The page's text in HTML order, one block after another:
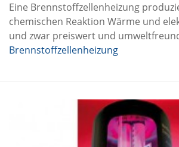
Eine Brennstoffzellenheizung
chemischen Reaktion Wärme und
und zwar preiswert und
Brennstoffzellenheizung